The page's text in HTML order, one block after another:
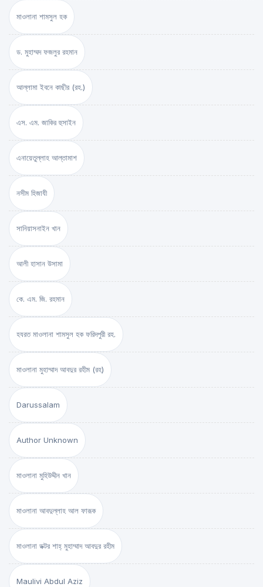
মাওলানা শামসুল হক
ড. মুহাম্মদ ফজলুর রহমান
আল্লামা ইবনে কাছীর (রহ.)
এস. এম. জাকির হুসাইন
এনায়েতুল্লাহ আল্‌তামাশ
নসীম হিজাযী
সানিয়াসনাইন খান
আলী হাসান উসামা
কে. এম. জি. রহমান
হযরত মাওলানা শামসুল হক ফরিদপুরী রহ.
মাওলানা মুহাম্মাদ আবদুর রহীম (রহ)
Darussalam
Author Unknown
মাওলানা মুহিউদ্দীন খান
মাওলানা আবদুল্লাহ আল ফারূক
মাওলানা ডক্টর শাহ্‌ মুহাম্মাদ আবদুর রহীম
Maulivi Abdul Aziz